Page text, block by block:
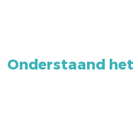
Onderstaand